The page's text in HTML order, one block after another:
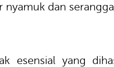
nyamuk dan
esensial yang